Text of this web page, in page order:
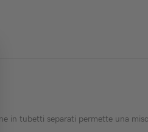
in tubetti separati permette una